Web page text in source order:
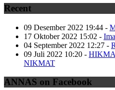
Recent
09 Desember 2022 19:44 -
17 Oktober 2022 15:02 -
04 September 2022 12:27 -
09 Juli 2022 10:20 -
NIKMAT
ANNAS on Facebook